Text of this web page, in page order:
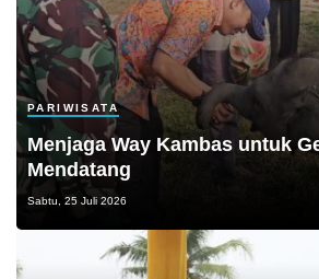
PARIWISATA
Menjaga Way Kambas untuk
Mendatang
Sabtu, 25 Juli 2026